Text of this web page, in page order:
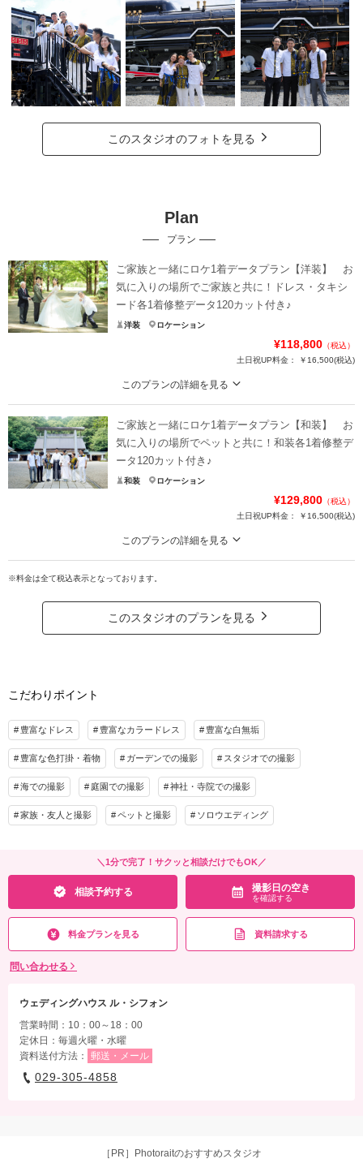
このスタジオのフォトを見る
Plan
プラン
ご家族と一緒にロケ1着データプラン【洋装】 お
気に入りの場所でご家族と共に！ドレス・タキシ
ード各1着修整データ120カット付き♪
洋装 ロケーション
¥118,800 （税込）
土日祝UP料金：
￥16,500(税込)
このプランの詳細を見る
仲良しのご家族と一緒に撮影してみたい！という願いも叶えます♪ご遠慮なくご
相談ください♪
プラン内洋装各1着・ヘアメイク・着付け・撮影料・修整データ120カットが付
いたロケーションフォトプラン♪おふたりのみの撮影はもちろん、大切なご家族
とのお撮影もできちゃいます！！
アルバム データ 120カット
家族用衣装レンタル
ご家族と一緒にロケ1着データプラン【和装】 お
気に入りの場所でペットと共に！和装各1着修整デ
ータ120カット付き♪
和装 ロケーション
¥129,800 （税込）
土日祝UP料金：
￥16,500(税込)
このプランの詳細を見る
仲良しのご家族と一緒に撮影してみたい！という願いも叶えます♪ご遠慮なくご
相談ください♪
いたロケーションフォトプラン♪おふたりのみの撮影はもちろん、大切なご家族
とのお撮影もできちゃいます！！
アルバム データ 120カット
衣装追加 会食 挙式
相談予約する 撮影日の空き
を確認する
※料金は全て税込表示となっております。
このスタジオのプランを見る
こだわりポイント
豊富なドレス 豊富なカラードレス 豊富な白無垢
豊富な色打掛・着物 ガーデンでの撮影 スタジオでの撮影
海での撮影 庭園での撮影 神社・寺院での撮影
家族・友人と撮影 ペットと撮影 ソロウエディング
＼1分で完了！サクッと相談だけでもOK／
相談予約する 撮影日の空き
を確認する
料金プランを見る 資料請求する
問い合わせる
ウェディングハウス ル・シフォン
営業時間：10：00～18：00
定休日：毎週火曜・水曜
資料送付方法：
郵送・メール
029-305-4858
［PR］Photoraitのおすすめスタジオ